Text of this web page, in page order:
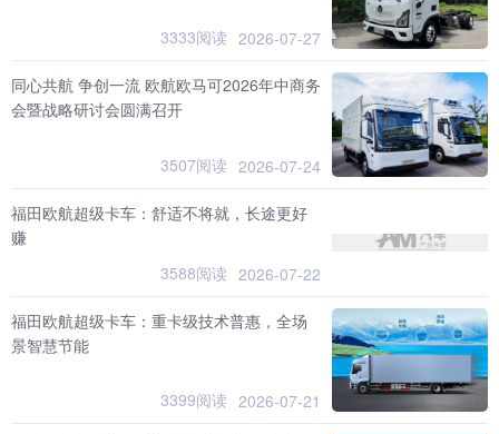
3333阅读 2026-07-27
同心共航 争创一流 欧航欧马可2026年中商务
会暨战略研讨会圆满召开
3507阅读 2026-07-24
福田欧航超级卡车：舒适不将就，长途更好
赚
3588阅读 2026-07-22
福田欧航超级卡车：重卡级技术普惠，全场
景智慧节能
3399阅读 2026-07-21